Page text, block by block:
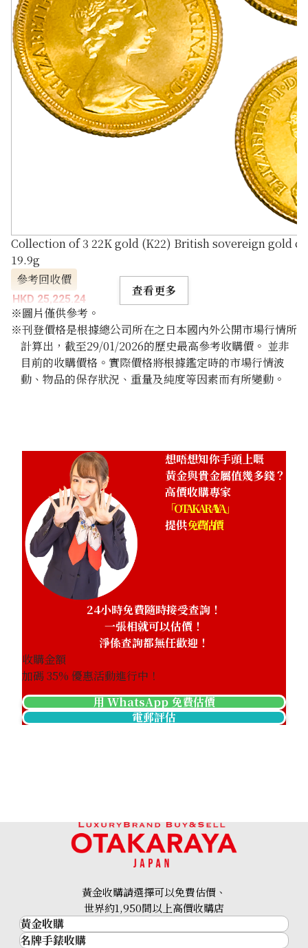
Collection of 3 22K gold (K22) British sovereign gold
19.9g
參考回收價
HKD 25,225.24
查看更多
※圖片僅供參考。
※刊登價格是根據總公司所在之日本國內外公開市場行情所
計算出，截至29/01/2026的歷史最高參考收購價。 並非
目前的收購價格。實際價格將根據鑑定時的市場行情波
動、物品的保存狀況、重量及純度等因素而有所變動。
想唔想知你手頭上嘅
黃金與貴金屬值幾多錢？
高價收購專家
「OTAKARAYA」
提供免費估價
24小時免費隨時接受查詢！
一張相就可以估價！
淨係查詢都無任歡迎！
收購金額
加碼35% 優惠活動進行中！
用 WhatsApp 免費估價
電郵評估
黃金收購請選擇可以免費估價、
世界約1,950間以上高價收購店
黃金收購
黃金･金條
名牌手錶收購